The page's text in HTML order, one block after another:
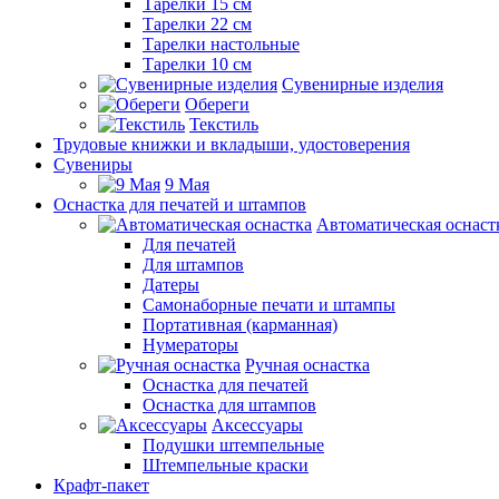
Тарелки 15 см
Тарелки 22 см
Тарелки настольные
Тарелки 10 см
Сувенирные изделия
Обереги
Текстиль
Трудовые книжки и вкладыши, удостоверения
Сувениры
9 Мая
Оснастка для печатей и штампов
Автоматическая
Для печатей
Для штампов
Датеры
Самонаборные печати и штампы
Портативная (карманная)
Нумераторы
Ручная оснастка
Оснастка для печатей
Оснастка для штампов
Аксессуары
Подушки штемпельные
Штемпельные краски
Крафт-пакет